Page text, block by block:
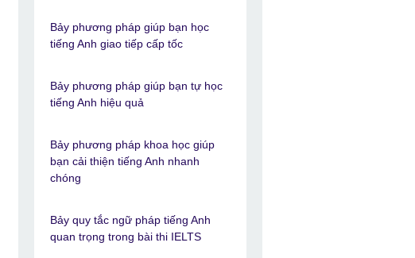
Bảy phương pháp giúp bạn học
tiếng Anh giao tiếp cấp tốc
Bảy phương pháp giúp bạn tự học
tiếng Anh hiệu quả
Bảy phương pháp khoa học giúp
bạn cải thiện tiếng Anh nhanh
chóng
Bảy quy tắc ngữ pháp tiếng Anh
quan trọng trong bài thi IELTS